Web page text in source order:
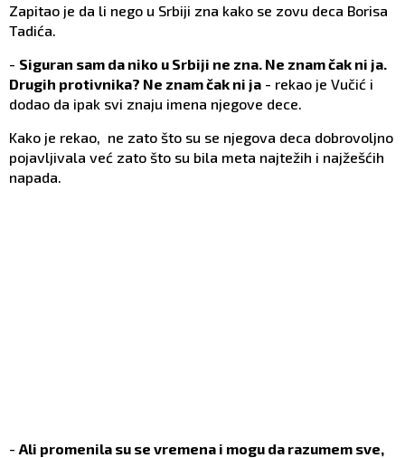
Zapitao je da li nego u Srbiji zna kako se zovu deca Borisa
Tadića.
- Siguran sam da niko u Srbiji ne zna. Ne znam čak ni ja.
Drugih protivnika? Ne znam čak ni ja - rekao je Vučić i
dodao da ipak svi znaju imena njegove dece.
Kako je rekao, ne zato što su se njegova deca dobrovoljno
pojavljivala već zato što su bila meta najtežih i najžešćih
napada.
- Ali promenila su se vremena i mogu da razumem sve,